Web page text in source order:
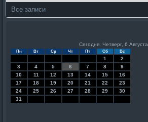
Все записи
Сегодня: Четверг, 6 Августа
Пн Вт Ср Чт Пт Сб Вс
1
2
3
4 5 6 7 8
9
10
11 12 13 14 15
16
17
18 19 20 21 22
23
24
25 26 27 28 29
30
31